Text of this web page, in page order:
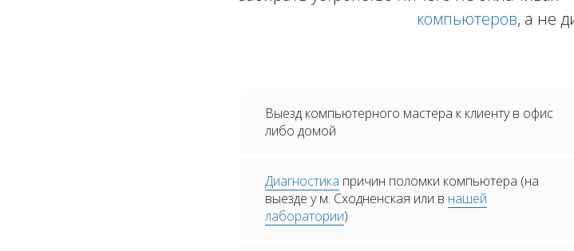
компьютеров, а не
Выезд компьютерного мастера к клиенту в офис
либо домой
Диагностика причин поломки компьютера (на
выезде у м. Сходненская или в нашей
лаборатории)